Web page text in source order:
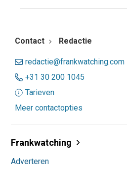
Contact Redactie
redactie@frankwatching.com
+31 30 200 1045
Tarieven
Meer contactopties
Frankwatching
Adverteren